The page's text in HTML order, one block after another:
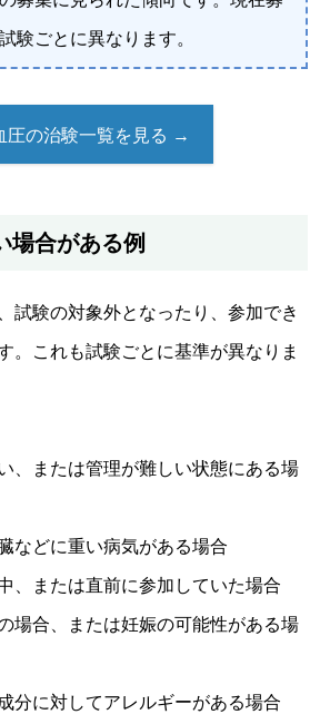
験ごとに異なります。
圧の治験一覧を見る →
場合がある例
試験の対象外となったり、参加でき
。これも試験ごとに基準が異なりま
、または管理が難しい状態にある場
などに重い病気がある場合
、または直前に参加していた場合
場合、または妊娠の可能性がある場
分に対してアレルギーがある場合